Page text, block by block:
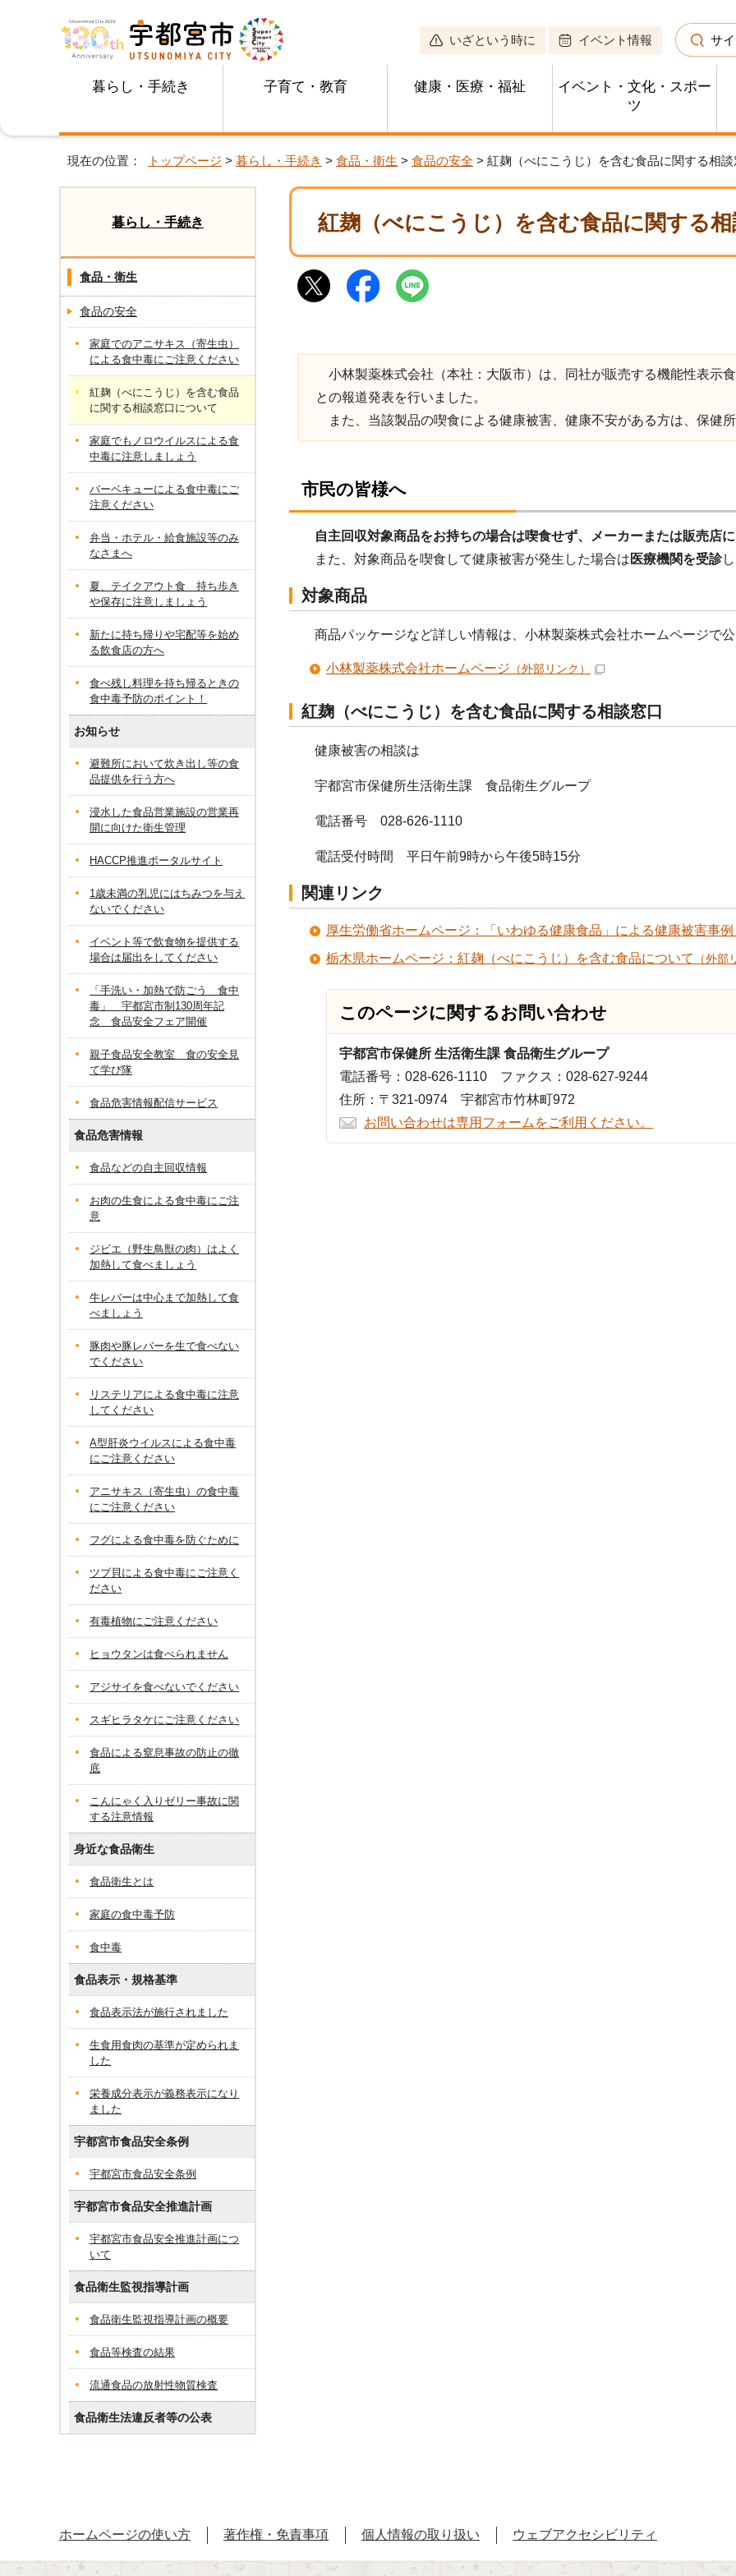
いざという時に イベント情報 サ
暮らし・手続き 子育て・教育 健康・医療・福祉
イベント・文化・スポー
ツ
現在の位置： トップページ > 暮らし・手続き > 食品・衛生 > 食品の安全 > 紅麹（べにこうじ）を含む食品に関する相
紅麹（べにこうじ）を含む食品に関する
小林製薬株式会社（本社：大阪市）は、同社が販売する機能性表示
との報道発表を行いました。
また、当該製品の喫食による健康被害、健康不安がある方は、保健
市民の皆様へ
自主回収対象商品をお持ちの場合は喫食せず、メーカーまたは販売店に
また、対象商品を喫食して健康被害が発生した場合は医療機関を受診
対象商品
商品パッケージなど詳しい情報は、小林製薬株式会社ホームページで公
小林製薬株式会社ホームページ （外部リンク）
紅麹（べにこうじ）を含む食品に関する相談窓口
健康被害の相談は
宇都宮市保健所生活衛生課 食品衛生グループ
電話番号 028-626-1110
電話受付時間 平日午前9時から午後5時15分
関連リンク
厚生労働省ホームページ：「いわゆる健康食品」による健康被害事例
栃木県ホームページ：紅麹（べにこうじ）を含む食品について （外部
このページに関するお問い合わせ
宇都宮市保健所 生活衛生課 食品衛生グループ
電話番号：028-626-1110 ファクス：028-627-9244
住所：〒321-0974 宇都宮市竹林町972
お問い合わせは専用フォームをご利用ください。
暮らし・手続き
食品・衛生
食品の安全
家庭でのアニサキス（寄生虫）
による食中毒にご注意ください
紅麹（べにこうじ）を含む食品
に関する相談窓口について
家庭でもノロウイルスによる食
中毒に注意しましょう
バーベキューによる食中毒にご
注意ください
弁当・ホテル・給食施設等のみ
なさまへ
夏、テイクアウト食 持ち歩き
や保存に注意しましょう
新たに持ち帰りや宅配等を始め
る飲食店の方へ
食べ残し料理を持ち帰るときの
食中毒予防のポイント！
お知らせ
避難所において炊き出し等の食
品提供を行う方へ
浸水した食品営業施設の営業再
開に向けた衛生管理
HACCP推進ポータルサイト
1歳未満の乳児にはちみつを与え
ないでください
イベント等で飲食物を提供する
場合は届出をしてください
「手洗い・加熱で防ごう 食中
毒」 宇都宮市制130周年記
念 食品安全フェア開催
親子食品安全教室 食の安全見
て学び隊
食品危害情報配信サービス
食品危害情報
食品などの自主回収情報
お肉の生食による食中毒にご注
意
ジビエ（野生鳥獣の肉）はよく
加熱して食べましょう
牛レバーは中心まで加熱して食
べましょう
豚肉や豚レバーを生で食べない
でください
リステリアによる食中毒に注意
してください
A型肝炎ウイルスによる食中毒
にご注意ください
アニサキス（寄生虫）の食中毒
にご注意ください
フグによる食中毒を防ぐために
ツブ貝による食中毒にご注意く
ださい
有毒植物にご注意ください
ヒョウタンは食べられません
アジサイを食べないでください
スギヒラタケにご注意ください
食品による窒息事故の防止の徹
底
こんにゃく入りゼリー事故に関
する注意情報
身近な食品衛生
食品衛生とは
家庭の食中毒予防
食中毒
食品表示・規格基準
食品表示法が施行されました
生食用食肉の基準が定められま
した
栄養成分表示が義務表示になり
ました
宇都宮市食品安全条例
宇都宮市食品安全条例
宇都宮市食品安全推進計画
宇都宮市食品安全推進計画につ
いて
食品衛生監視指導計画
食品衛生監視指導計画の概要
食品等検査の結果
流通食品の放射性物質検査
食品衛生法違反者等の公表
ホームページの使い方 著作権・免責事項 個人情報の取り扱い ウェブアクセシビリティ